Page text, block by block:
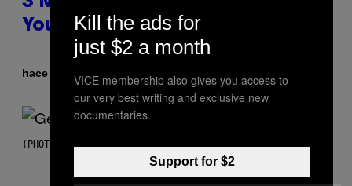
You Think of Your Best Friend
hace 7 horas
(PHOTO BY TAYLOR HILL/GETTY IMAGES)
Kill the ads for
just $2 a month
VICE membership also gives you access to
our very best writing and exclusive new
documentaries.
Support for $2